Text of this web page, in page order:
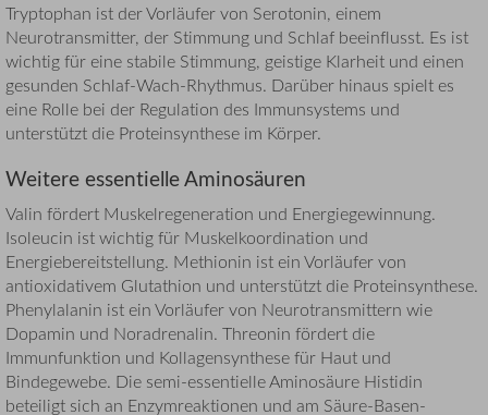
Tryptophan ist der Vorläufer von Serotonin, einem
Neurotransmitter, der Stimmung und Schlaf beeinflusst. Es ist
wichtig für eine stabile Stimmung, geistige Klarheit und einen
gesunden Schlaf-Wach-Rhythmus. Darüber hinaus spielt es
eine Rolle bei der Regulation des Immunsystems und
unterstützt die Proteinsynthese im Körper.
Weitere essentielle Aminosäuren
Valin fördert Muskelregeneration und Energiegewinnung.
Isoleucin ist wichtig für Muskelkoordination und
Energiebereitstellung. Methionin ist ein Vorläufer von
antioxidativem Glutathion und unterstützt die Proteinsynthese.
Phenylalanin ist ein Vorläufer von Neurotransmittern wie
Dopamin und Noradrenalin. Threonin fördert die
Immunfunktion und Kollagensynthese für Haut und
Bindegewebe. Die semi-essentielle Aminosäure Histidin
beteiligt sich an Enzymreaktionen und am Säure-Basen-